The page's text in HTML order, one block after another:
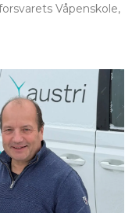
Våpenskole,